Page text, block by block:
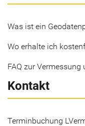
Was ist ein
Wo erhalte ich
FAQ zur
Kontakt
Terminbuchung